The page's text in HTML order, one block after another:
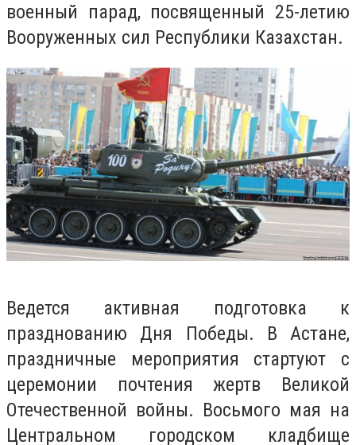
военный парад, посвященный 25-летию
Вооруженных сил Республики Казахстан.
Ведется активная подготовка к
празднованию Дня Победы. В Астане,
праздничные мероприятия стартуют с
церемонии почтения жертв Великой
Отечественной войны. Восьмого мая на
Центральном городском кладбище